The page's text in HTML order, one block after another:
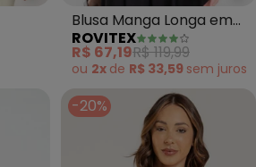
Blusa Manga Longa em
Viscose (Laranja)
ROVITEX
R$ 67,19R$ 119,99
ou 2x de R$ 33,59 sem juros
-20%